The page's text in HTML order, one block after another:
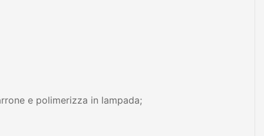
e polimerizza in lampada;